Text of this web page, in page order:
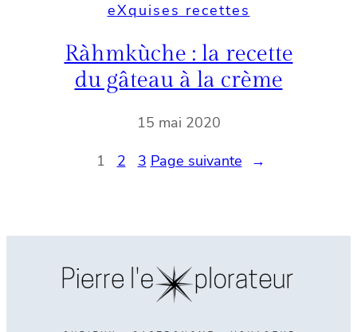
eXquises recettes
Ràhmkùche : la recette
du gâteau à la crème
15 mai 2020
1
2 3 Page suivante →